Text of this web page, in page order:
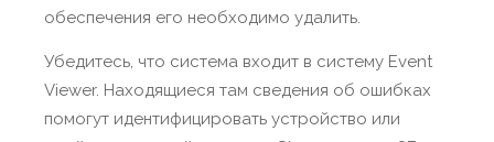
обеспечения его необходимо удалить.
Убедитесь, что система входит в систему Event
Viewer. Находящиеся там сведения об ошибках
помогут идентифицировать устройство или